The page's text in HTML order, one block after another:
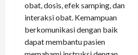
obat, dosis, efek samping, dan
interaksi obat. Kemampuan
berkomunikasi dengan baik
dapat membantu pasien